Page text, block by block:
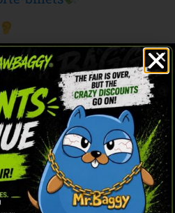
et de maison
à l'intérieur !
je avoir vos
boutique ou